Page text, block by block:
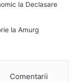
la Declasare
la Amurg
Comentarii